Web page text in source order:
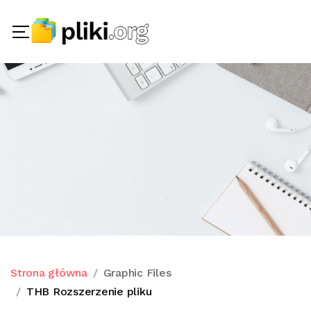
Strona główna
Graphic Files
THB Rozszerzenie pliku